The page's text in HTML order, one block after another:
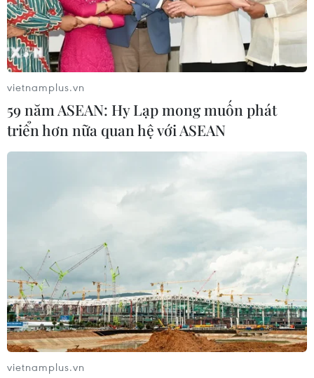
vietnamplus.vn
59 năm ASEAN: Hy Lạp mong muốn phát
triển hơn nữa quan hệ với ASEAN
vietnamplus.vn